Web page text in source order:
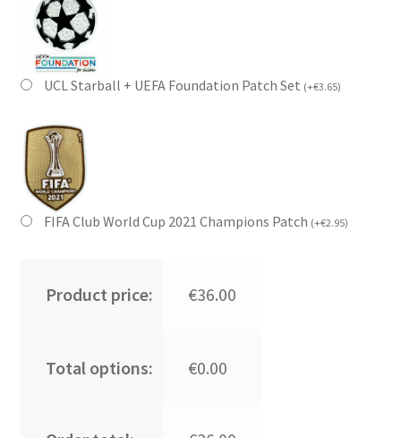
UCL Starball + UEFA Foundation Patch Set (+€3.65)
FIFA Club World Cup 2021 Champions Patch (+€2.95)
Product price: €36.00
Total options: €0.00